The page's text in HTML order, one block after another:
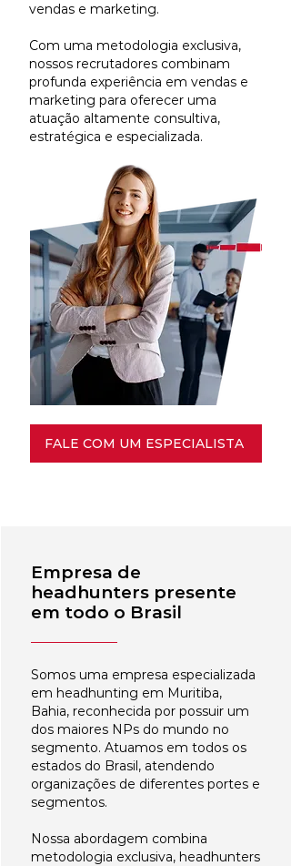
vendas e marketing.
Com uma metodologia exclusiva,
nossos recrutadores combinam
profunda experiência em vendas e
marketing para oferecer uma
atuação altamente consultiva,
estratégica e especializada.
FALE COM UM ESPECIALISTA
Empresa de
headhunters presente
em todo o Brasil
Somos uma empresa especializada
em headhunting em Muritiba,
Bahia, reconhecida por possuir um
dos maiores NPs do mundo no
segmento. Atuamos em todos os
estados do Brasil, atendendo
organizações de diferentes portes e
segmentos.
Nossa abordagem combina
metodologia exclusiva, headhunters